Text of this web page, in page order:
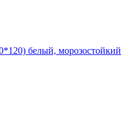
белый, морозостойкий